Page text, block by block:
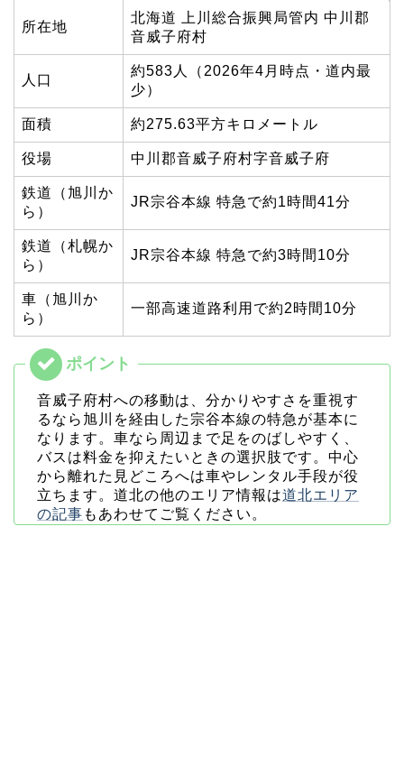
所在地
北海道 上川総合振興局管内 中川郡
音威子府村
人口
約583人（2026年4月時点・道内最
少）
面積 約275.63平方キロメートル
役場 中川郡音威子府村字音威子府
鉄道（旭川か
ら）
JR宗谷本線 特急で約1時間41分
鉄道（札幌か
ら）
JR宗谷本線 特急で約3時間10分
車（旭川か
ら）
一部高速道路利用で約2時間10分
音威子府村への移動は、分かりやすさを重視す
るなら旭川を経由した宗谷本線の特急が基本に
なります。車なら周辺まで足をのばしやすく、
バスは料金を抑えたいときの選択肢です。中心
から離れた見どころへは車やレンタル手段が役
立ちます。道北の他のエリア情報は道北エリア
の記事 もあわせてご覧ください。